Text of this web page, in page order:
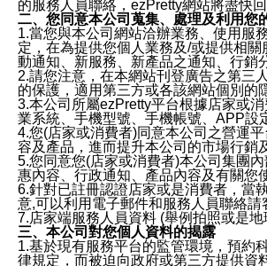
的服務人員聯絡，ezPretty網站將盡快
二、您同意本公司蒐集、處理及利用您
1.當您與本公司網站洽辦業務、使用服
定，在為提供您個人業務及/或提供相
動通知、新服務、新產品之通知、行銷
2.請您注意，在本網站刊登廣告之第三
的保護，適用第三方或各該網站個別的
3.本公司所屬ezPretty平台根據店家或
業系統、手機型號、手機帳號、APP設
4.您(店家或消費者)同意本公司之營運
容及產品，進而提升本公司的市場行銷
5.您同意您(店家或消費者)本公司集團
惠內容、行政通知、產品內容及有關您
6.針對已註冊認證店家或是消費者，當
意,可以利用電子郵件和服務人員聯絡請
7.店家端服務人員資料 (舉例拍照或是
三、本公司對您個人資料的揭露
1.基於現有服務平台的監管環境，預約
律規定，而被迫向政府或第三方提供資